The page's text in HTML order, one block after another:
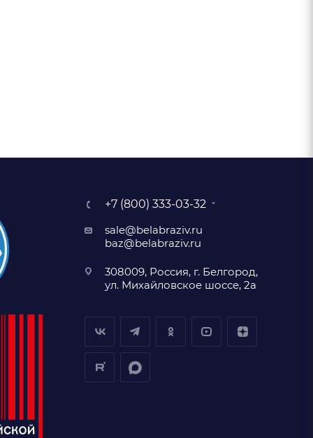
+7 (800) 333-03-32
sale@belabraziv.ru
baz@belabraziv.ru
308009, Россия, г. Белгород,
ул. Михайловское шоссе, 2а